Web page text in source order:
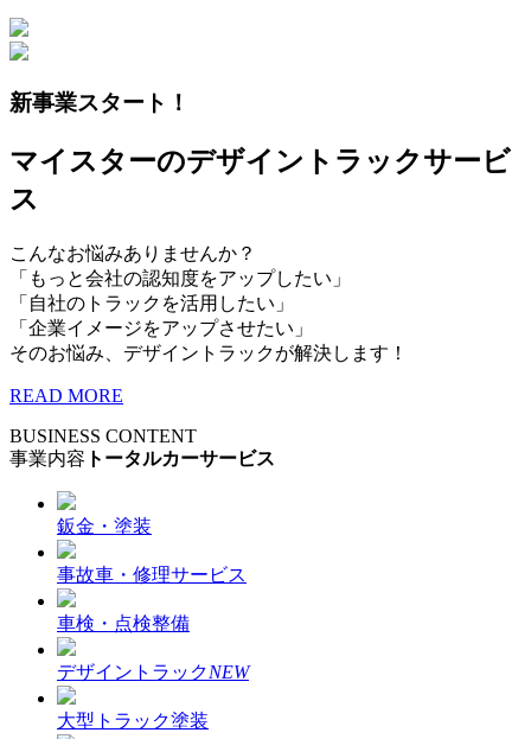
新事業スタート！
マイスターのデザイントラックサービ
ス
こんなお悩みありませんか？
「もっと会社の認知度をアップしたい」
「自社のトラックを活用したい」
「企業イメージをアップさせたい」
そのお悩み、デザイントラックが解決します！
READ MORE
BUSINESS CONTENT
事業内容 トータルカーサービス
鈑金・塗装
事故車・修理サービス
車検・点検整備
デザイントラックNEW
大型トラック塗装